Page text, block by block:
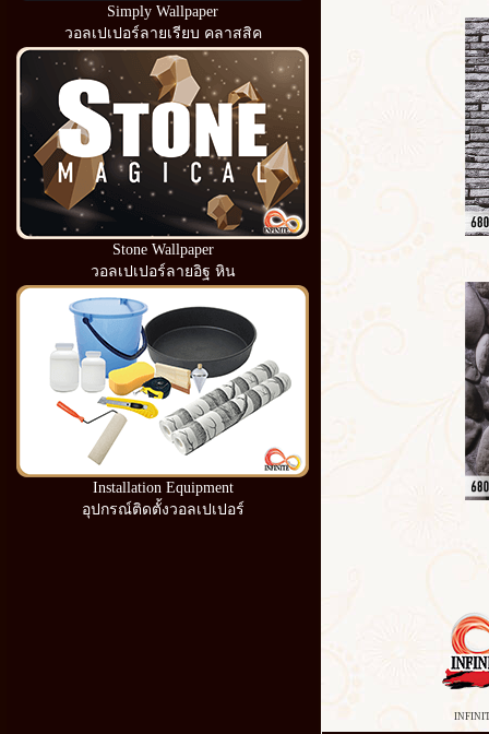
Simply Wallpaper
วอลเปเปอร์ลายเรียบ คลาสสิค
Stone Wallpaper
วอลเปเปอร์ลายอิฐ หิน
Installation Equipment
อุปกรณ์ติดตั้งวอลเปเปอร์